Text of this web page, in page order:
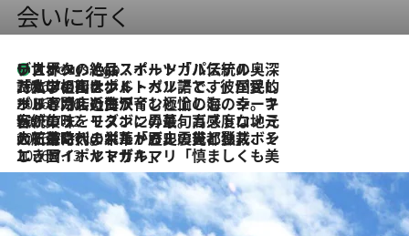
会いに行く
4 Hours Ago
リスボンの絶品スイーツ「パステル・デ・ナタ」とは？ポルトガル伝統の奥深い世界へ
2026.7.27
「私の祖国はポルトガル語です」国民的詩人フェルナンド・ペソアと、彼が愛した文学の街を歩く
2026.7.26
ポルトガル近海が育む極上の海の幸。キリリと冷えた白ワインと愉しむ、シーフード専門店の贅沢
2026.7.22
伝統の味をモダンに昇華。高感度な地元客が集う、リスボンの最旬ガストロノミー
2026.7.21
大航海時代の栄華から、震災、独裁、そして革命へ。ポルトガル・首都リスボンの石畳に刻まれた「歴史の光と影」
2026.7.13
エッセイ・ヤマザキマリ「慎ましくも美しき国 ポルトガル」